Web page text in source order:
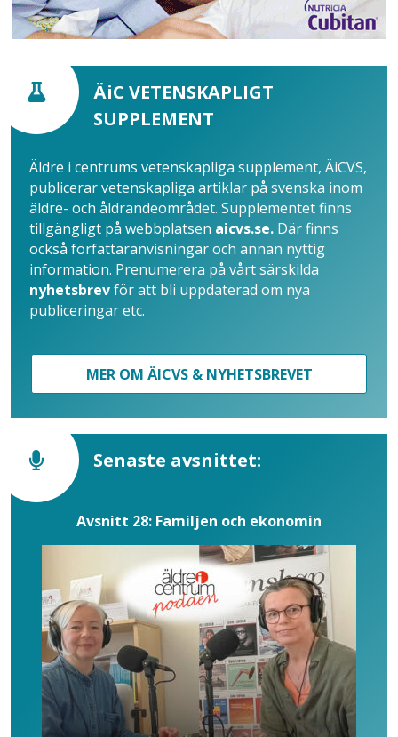
ÄiC VETENSKAPLIGT
SUPPLEMENT
Äldre i centrums vetenskapliga supplement, ÄiCVS,
publicerar vetenskapliga artiklar på svenska inom
äldre- och åldrandeområdet. Supplementet finns
tillgängligt på webbplatsen aicvs.se. Där finns
också författaranvisningar och annan nyttig
information. Prenumerera på vårt särskilda
nyhetsbrevför att bli uppdaterad om nya
publiceringar etc.
MER OM ÄICVS & NYHETSBREVET
Senaste avsnittet:
Avsnitt 28: Familjen och ekonomin